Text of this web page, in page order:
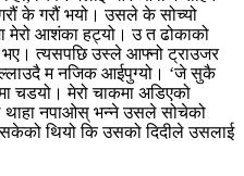
के गरौं भयो। उसले के सोच्यो
मेरो आशंका हट्यो। उ त ढोकाको
त्यसपछि उस्ले आफ्नो ट्राउजर
म नजिक आईपुग्यो। ‘जे सुकै
चडयो। मेरो चाकमा अडिएको
थाहा नपाओस् भन्ने उसले सोचेको
थियो कि उसको दिदीले उसलाई